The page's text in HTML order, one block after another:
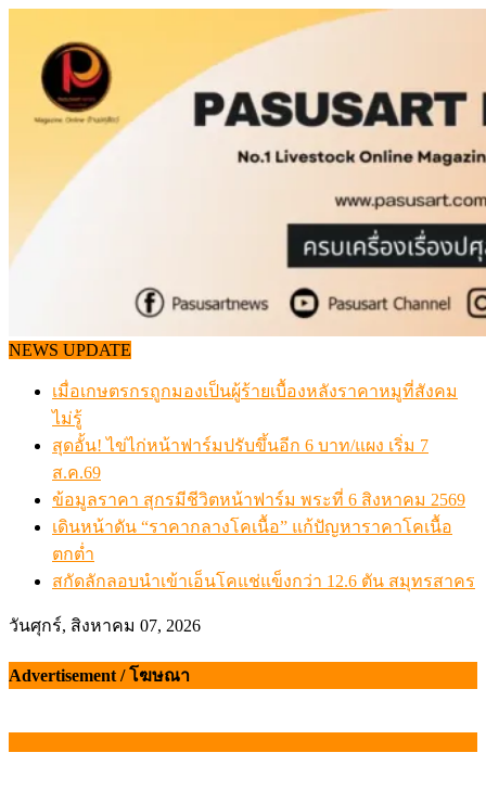
content
NEWS UPDATE
เมื่อเกษตรกรถูกมองเป็นผู้ร้ายเบื้องหลังราคาหมูที่สังคม
ไม่รู้
สุดอั้น! ไข่ไก่หน้าฟาร์มปรับขึ้นอีก 6 บาท/แผง เริ่ม 7
ส.ค.69
ข้อมูลราคา สุกรมีชีวิตหน้าฟาร์ม พระที่ 6 สิงหาคม 2569
เดินหน้าดัน “ราคากลางโคเนื้อ” แก้ปัญหาราคาโคเนื้อ
ตกต่ำ
สกัดลักลอบนำเข้าเอ็นโคแช่แข็งกว่า 12.6 ตัน สมุทรสาคร
วันศุกร์, สิงหาคม 07, 2026
Advertisement / โฆษณา